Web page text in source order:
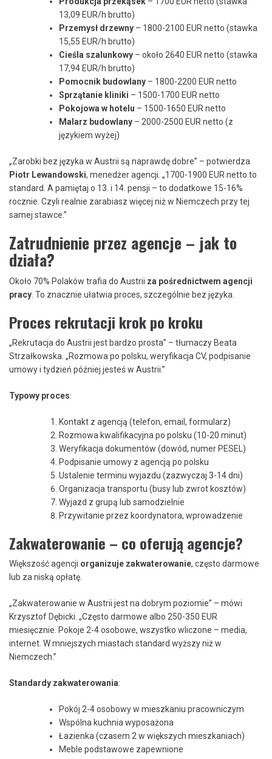
13,09 EUR/h brutto)
Przemysł drzewny – 1800-2100 EUR netto (stawka
15,55 EUR/h brutto)
Cieśla szalunkowy – około 2640 EUR netto (stawka
17,94 EUR/h brutto)
Pomocnik budowlany – 1800-2200 EUR netto
Sprzątanie kliniki – 1500-1700 EUR netto
Pokojowa w hotelu – 1500-1650 EUR netto
Malarz budowlany – 2000-2500 EUR netto (z
językiem wyżej)
„Zarobki bez języka w Austrii są naprawdę dobre” – potwierdza
Piotr Lewandowski, menedżer agencji. „1700-1900 EUR netto to
standard. A pamiętaj o 13. i 14. pensji – to dodatkowe 15-16%
rocznie. Czyli realnie zarabiasz więcej niż w Niemczech przy tej
samej stawce.”
Zatrudnienie przez agencje – jak to
działa?
Około 70% Polaków trafia do Austrii za pośrednictwem agencji
pracy. To znacznie ułatwia proces, szczególnie bez języka.
Proces rekrutacji krok po kroku
„Rekrutacja do Austrii jest bardzo prosta” – tłumaczy Beata
Strzałkowska. „Rozmowa po polsku, weryfikacja CV, podpisanie
umowy i tydzień później jesteś w Austrii.”
Typowy proces:
Kontakt z agencją (telefon, email, formularz)
Rozmowa kwalifikacyjna po polsku (10-20 minut)
Weryfikacja dokumentów (dowód, numer PESEL)
Podpisanie umowy z agencją po polsku
Ustalenie terminu wyjazdu (zazwyczaj 3-14 dni)
Organizacja transportu (busy lub zwrot kosztów)
Wyjazd z grupą lub samodzielnie
Przywitanie przez koordynatora, wprowadzenie
Zakwaterowanie – co oferują agencje?
Większość agencji organizuje zakwaterowanie, często darmowe
lub za niską opłatę.
„Zakwaterowanie w Austrii jest na dobrym poziomie” – mówi
Krzysztof Dębicki. „Często darmowe albo 250-350 EUR
miesięcznie. Pokoje 2-4 osobowe, wszystko wliczone – media,
internet. W mniejszych miastach standard wyższy niż w
Niemczech.”
Standardy zakwaterowania:
Pokój 2-4 osobowy w mieszkaniu pracowniczym
Wspólna kuchnia wyposażona
Łazienka (czasem 2 w większych mieszkaniach)
Meble podstawowe zapewnione